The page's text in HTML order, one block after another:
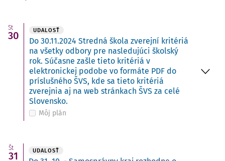
St
30 UDALOSŤ
Do 30.11.2024 Stredná škola zverejní kritériá
na všetky odbory pre nasledujúci školský
rok. Súčasne zašle tieto kritériá v
elektronickej podobe vo formáte PDF do
príslušného ŠVS, kde sa tieto kritériá
zverejnia aj na web stránkach ŠVS za celé
Slovensko.
Môj plán
Št
31 UDALOSŤ